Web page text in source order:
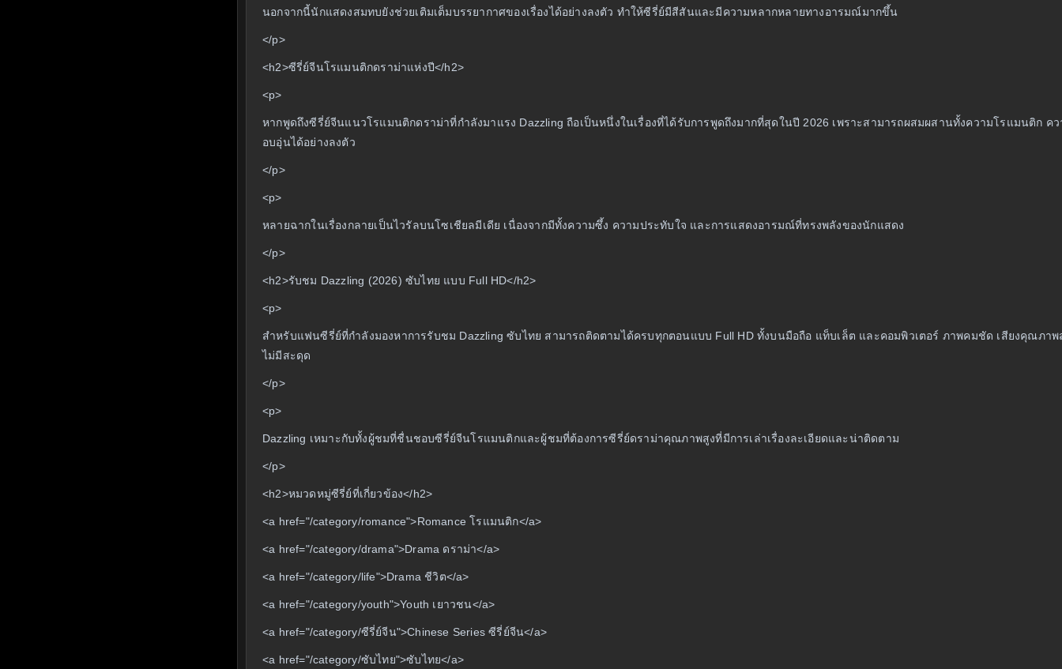
นอกจากนี้นักแสดงสมทบยังช่วยเติมเต็มบรรยากาศของเรื่องได้อย่างลงตัว ทำให้ซีรี่ย์มีสีสันและมีความหลากหลายทางอารมณ์มากขึ้น
</p>
<h2>ซีรี่ย์จีนโรแมนติกดราม่าแห่งปี</h2>
<p>
หากพูดถึงซีรี่ย์จีนแนวโรแมนติกดราม่าที่กำลังมาแรง Dazzling ถือเป็นหนึ่งในเรื่องที่ได้รับการพูดถึงมากที่สุดในปี 2026 เพราะสามารถผสมผสานทั้งความโรแมนติก ค
อบอุ่นได้อย่างลงตัว
</p>
<p>
หลายฉากในเรื่องกลายเป็นไวรัลบนโซเชียลมีเดีย เนื่องจากมีทั้งความซึ้ง ความประทับใจ และการแสดงอารมณ์ที่ทรงพลังของนักแสดง
</p>
<h2>รับชม Dazzling (2026) ซับไทย แบบ Full HD</h2>
<p>
สำหรับแฟนซีรี่ย์ที่กำลังมองหาการรับชม Dazzling ซับไทย สามารถติดตามได้ครบทุกตอนแบบ Full HD ทั้งบนมือถือ แท็บเล็ต และคอมพิวเตอร์ ภาพคมชัด เสียงคุณภาพ
ไม่มีสะดุด
</p>
<p>
Dazzling เหมาะกับทั้งผู้ชมที่ชื่นชอบซีรี่ย์จีนโรแมนติกและผู้ชมที่ต้องการซีรี่ย์ดราม่าคุณภาพสูงที่มีการเล่าเรื่องละเอียดและน่าติดตาม
</p>
<h2>หมวดหมู่ซีรี่ย์ที่เกี่ยวข้อง</h2>
<a href="/category/romance">Romance โรแมนติก</a>
<a href="/category/drama">Drama ดราม่า</a>
<a href="/category/life">Drama ชีวิต</a>
<a href="/category/youth">Youth เยาวชน</a>
<a href="/category/ซีรี่ย์จีน">Chinese Series ซีรี่ย์จีน</a>
<a href="/category/ซับไทย">ซับไทย</a>